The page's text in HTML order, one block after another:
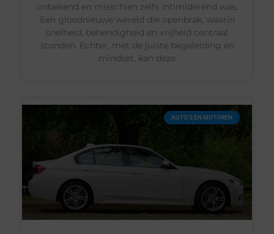
onbekend en misschien zelfs intimiderend was.
Een gloednieuwe wereld die openbrak, waarin
snelheid, behendigheid en vrijheid centraal
stonden. Echter, met de juiste begeleiding en
mindset, kan deze
AUTO’S EN MOTOREN